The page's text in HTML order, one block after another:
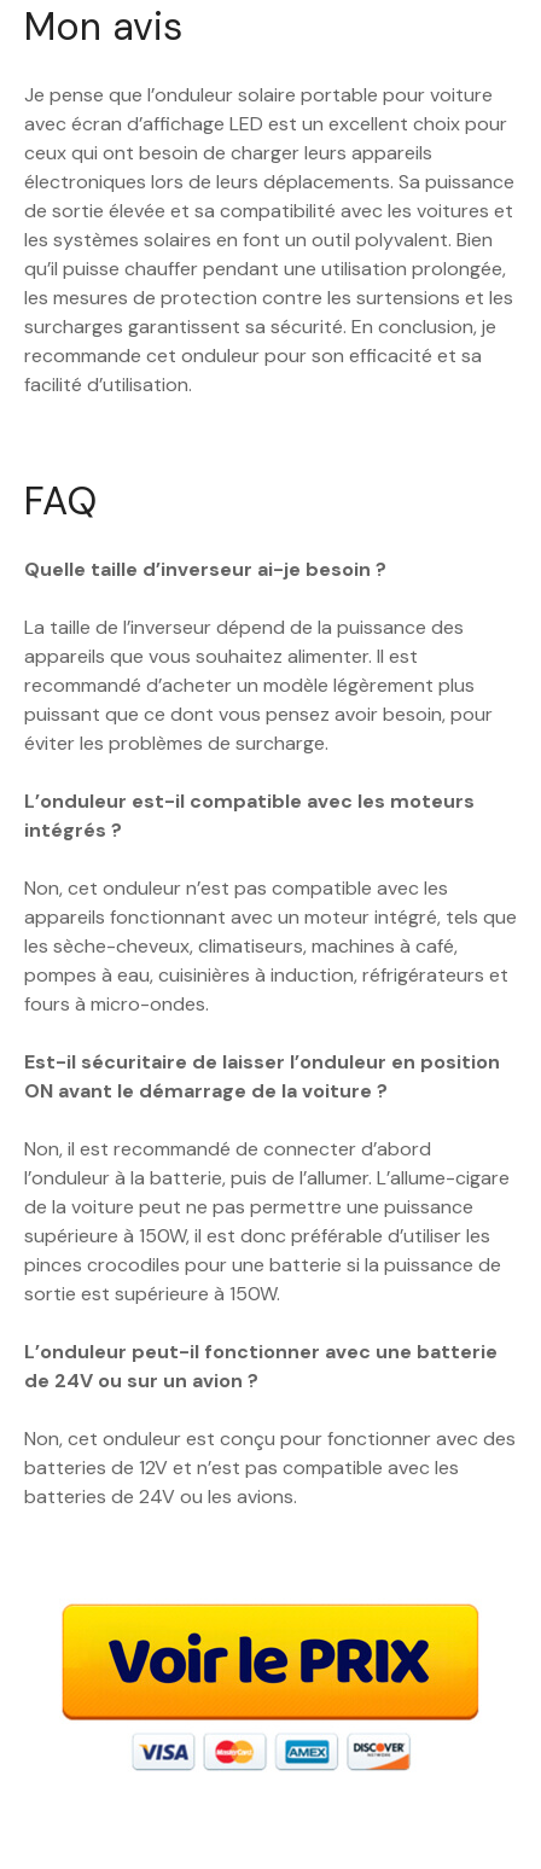
Mon avis
Je pense que l’onduleur solaire portable pour voiture
avec écran d’affichage LED est un excellent choix pour
ceux qui ont besoin de charger leurs appareils
électroniques lors de leurs déplacements. Sa puissance
de sortie élevée et sa compatibilité avec les voitures et
les systèmes solaires en font un outil polyvalent. Bien
qu’il puisse chauffer pendant une utilisation prolongée,
les mesures de protection contre les surtensions et les
surcharges garantissent sa sécurité. En conclusion, je
recommande cet onduleur pour son efficacité et sa
facilité d’utilisation.
FAQ
Quelle taille d’inverseur ai-je besoin ?
La taille de l’inverseur dépend de la puissance des
appareils que vous souhaitez alimenter. Il est
recommandé d’acheter un modèle légèrement plus
puissant que ce dont vous pensez avoir besoin, pour
éviter les problèmes de surcharge.
L’onduleur est-il compatible avec les moteurs
intégrés ?
Non, cet onduleur n’est pas compatible avec les
appareils fonctionnant avec un moteur intégré, tels que
les sèche-cheveux, climatiseurs, machines à café,
pompes à eau, cuisinières à induction, réfrigérateurs et
fours à micro-ondes.
Est-il sécuritaire de laisser l’onduleur en position
ON avant le démarrage de la voiture ?
Non, il est recommandé de connecter d’abord
l’onduleur à la batterie, puis de l’allumer. L’allume-cigare
de la voiture peut ne pas permettre une puissance
supérieure à 150W, il est donc préférable d’utiliser les
pinces crocodiles pour une batterie si la puissance de
sortie est supérieure à 150W.
L’onduleur peut-il fonctionner avec une batterie
de 24V ou sur un avion ?
Non, cet onduleur est conçu pour fonctionner avec des
batteries de 12V et n’est pas compatible avec les
batteries de 24V ou les avions.